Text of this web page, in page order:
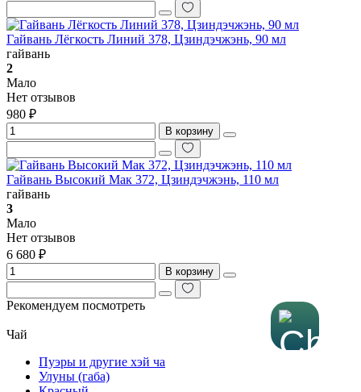
Гайвань Лёгкость Линий 378, Цзиндэчжэнь, 90 мл
гайвань
2
Мало
Нет отзывов
980 ₽
В корзину
Гайвань Высокий Мак 372, Цзиндэчжэнь, 110 мл
гайвань
3
Мало
Нет отзывов
6 680 ₽
В корзину
Рекомендуем посмотреть
Чай
Пуэры и другие хэй ча
Улуны (габа)